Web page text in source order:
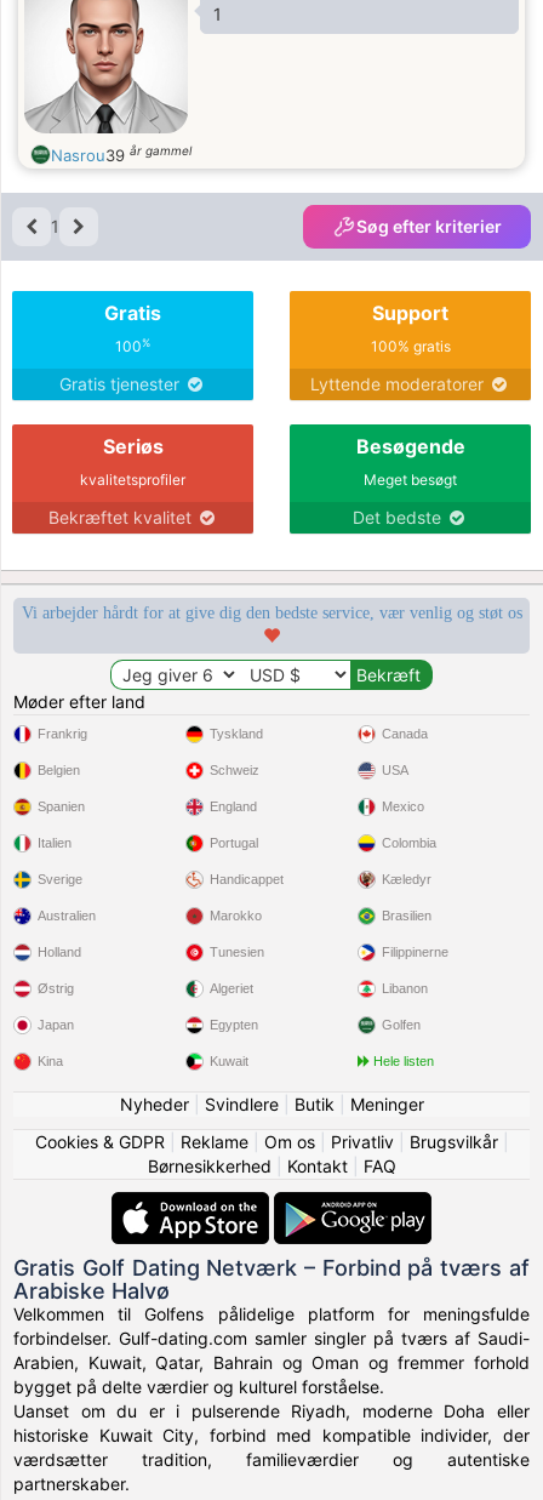
1
Nasrou39 år gammel
1 Søg efter kriterier
Gratis
100%
Gratis tjenester
Support
100% gratis
Lyttende moderatorer
Seriøs
kvalitetsprofiler
Bekræftet kvalitet
Besøgende
Meget besøgt
Det bedste
Vi arbejder hårdt for at give dig den bedste service, vær venlig og støt os
Møder efter land
Frankrig
Belgien
Spanien
Italien
Sverige
Tyskland
Schweiz
England
Portugal
Handicappet
Canada
USA
Mexico
Colombia
Kæledyr
Australien
Holland
Østrig
Japan
Kina
Marokko
Tunesien
Algeriet
Egypten
Kuwait
Brasilien
Filippinerne
Libanon
Golfen
Hele listen
Nyheder| Svindlere| Butik
Meninger
Cookies & GDPR
Reklame| Om os| Privatliv| Brugsvilkår|
Børnesikkerhed
Kontakt| FAQ
Gratis Golf Dating Netværk – Forbind på tværs af
Arabiske Halvø
Velkommen til Golfens pålidelige platform for meningsfulde
forbindelser. Gulf-dating.com samler singler på tværs af Saudi-
Arabien, Kuwait, Qatar, Bahrain og Oman og fremmer forhold
bygget på delte værdier og kulturel forståelse.
Uanset om du er i pulserende Riyadh, moderne Doha eller
historiske Kuwait City, forbind med kompatible individer, der
værdsætter tradition, familieværdier og autentiske
partnerskaber.